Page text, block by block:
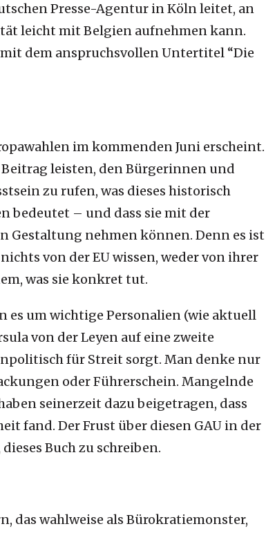
Presse-Agentur in Köln leitet, an
leicht mit Belgien aufnehmen kann.
dem anspruchsvollen Untertitel “Die
im kommenden Juni erscheint.
leisten, den Bürgerinnen und
zu rufen, was dieses historisch
bedeutet – und dass sie mit der
Gestaltung nehmen können. Denn es ist
von der EU wissen, weder von ihrer
was sie konkret tut.
es um wichtige Personalien (wie aktuell
von der Leyen auf eine zweite
für Streit sorgt. Man denke nur
oder Führerschein. Mangelnde
seinerzeit dazu beigetragen, dass
fand. Der Frust über diesen GAU in der
Buch zu schreiben.
das wahlweise als Bürokratiemonster,